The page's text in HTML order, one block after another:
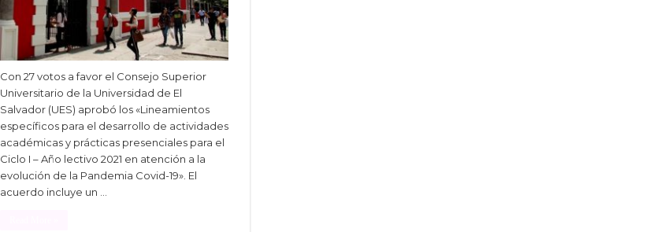
Con 27 votos a favor el Consejo Superior
Universitario de la Universidad de El
Salvador (UES) aprobó los «Lineamientos
específicos para el desarrollo de actividades
académicas y prácticas presenciales para el
Ciclo I – Año lectivo 2021 en atención a la
evolución de la Pandemia Covid-19». El
acuerdo incluye un …